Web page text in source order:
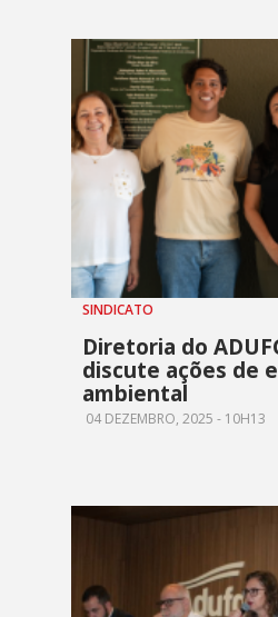
SINDICATO
Diretoria do
discute ações de
ambiental
04 DEZEMBRO, 2025 - 10H13